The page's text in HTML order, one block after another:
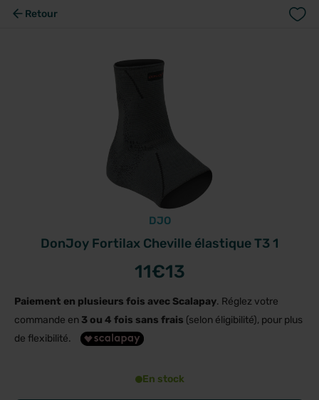
Retour
DJO
DonJoy Fortilax Cheville élastique T3 1
11€13
Paiement en plusieurs fois avec Scalapay. Réglez votre
commande en 3 ou 4 fois sans frais (selon éligibilité), pour plus
de flexibilité.
En stock